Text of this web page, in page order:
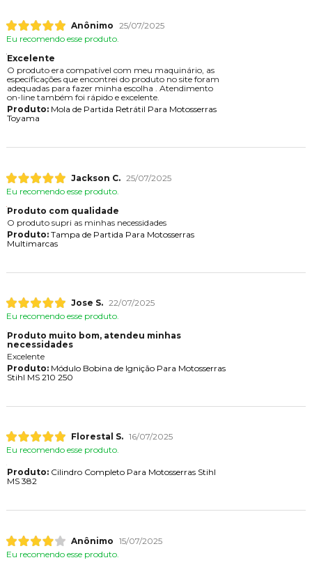
Anônimo 25/07/2025
Eu recomendo esse produto.
Excelente
O produto era compatível com meu maquinário, as
especificações que encontrei do produto no site foram
adequadas para fazer minha escolha . Atendimento
on-line também foi rápido e excelente.
Produto:Mola de Partida Retrátil Para Motosserras
Toyama
Jackson C. 25/07/2025
Eu recomendo esse produto.
Produto com qualidade
O produto supri as minhas necessidades
Produto:Tampa de Partida Para Motosserras
Multimarcas
Jose S. 22/07/2025
Eu recomendo esse produto.
Produto muito bom, atendeu minhas
necessidades
Excelente
Produto:Módulo Bobina de Ignição Para Motosserras
Stihl MS 210 250
Florestal S. 16/07/2025
Eu recomendo esse produto.
Produto:Cilindro Completo Para Motosserras Stihl
MS 382
Anônimo 15/07/2025
Eu recomendo esse produto.